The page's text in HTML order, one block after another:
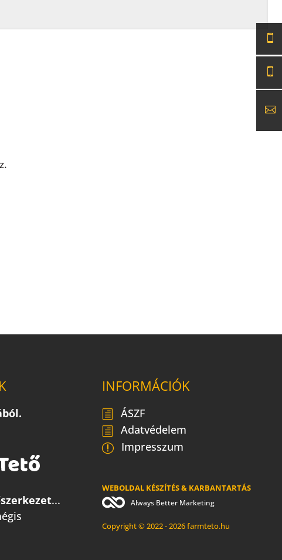
...
INFORMÁCIÓK
ÁSZF
Adatvédelem
Impresszum
WEBOLDAL KÉSZÍTÉS & KARBANTARTÁS
Always Better Marketing
Copyright © 2022 - 2026 farmteto.hu